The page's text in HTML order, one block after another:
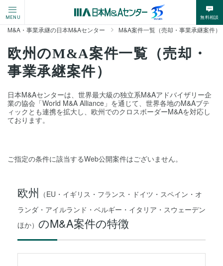
MENU 無料相談
M&A・事業承継の日本M&Aセンター M&A案件一覧（売却・事業承継案件）
欧州のM&A案件一覧（売却・
事業承継案件）
日本M&Aセンターは、世界最大級の独立系M&Aアドバイザリー企
業の協会「World M&A Alliance」を通じて、世界各地のM&Aブテ
ィックとも連携を拡大し、欧州でのクロスボーダーM&Aを対応し
ております。
ご指定の条件に該当するWeb公開案件はございません。
欧州 （EU・イギリス・フランス・ドイツ・スペイン・オ
ランダ・アイルランド・ベルギー・イタリア・スウェーデン
ほか） のM&A案件の特徴